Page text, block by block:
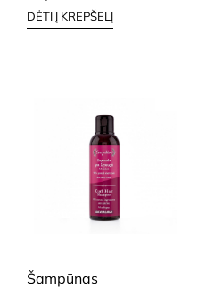
DĖTI Į KREPŠELĮ
Šampūnas